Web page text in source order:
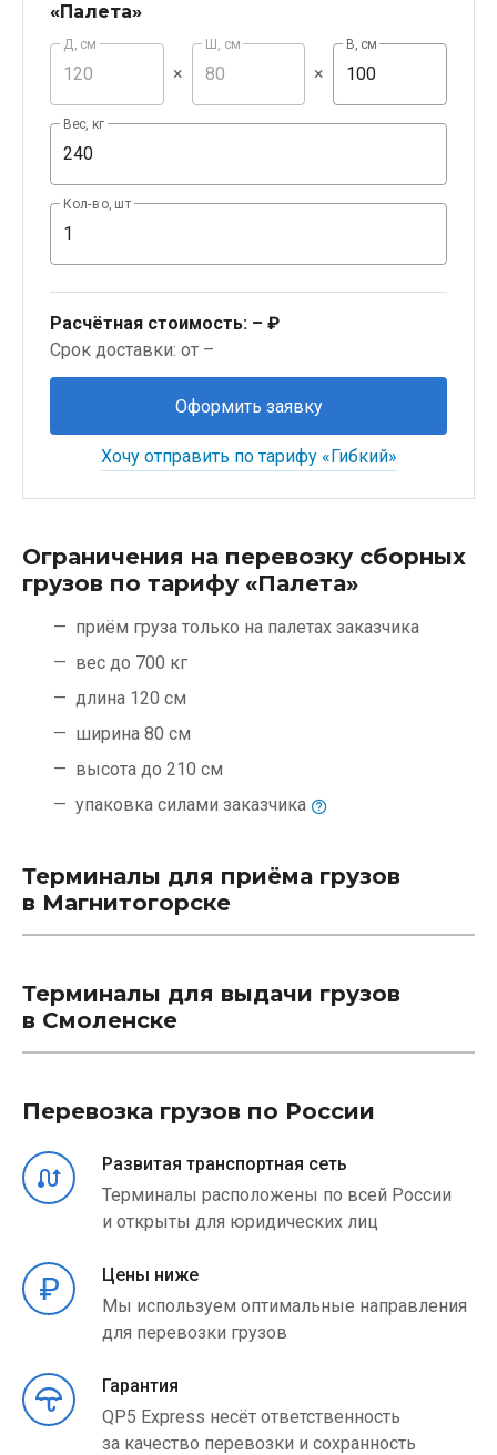
«Палета»
Д, см
×
Ш, см
×
В, см
Вес, кг
Кол-во, шт
Расчётная стоимость: – ₽
Срок доставки: от –
Оформить заявку
Хочу отправить по тарифу «Гибкий»
Ограничения на перевозку сборных
грузов по тарифу «Палета»
приём груза только на палетах заказчика
вес до 700 кг
длина 120 см
ширина 80 см
высота до 210 см
упаковка силами заказчика
Терминалы для приёма грузов
в Магнитогорске
Терминалы для выдачи грузов
в Смоленске
Перевозка грузов по России
Развитая транспортная сеть
Терминалы расположены по всей России
и открыты для юридических лиц
Цены ниже
Мы используем оптимальные направления
для перевозки грузов
Гарантия
QP5 Express несёт ответственность
за качество перевозки и сохранность